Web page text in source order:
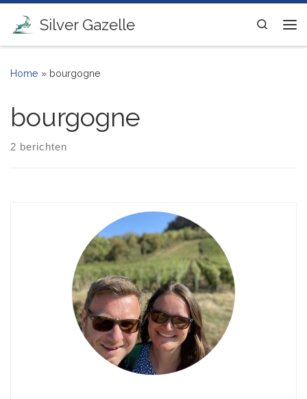
Ga naar inhoud
Silver Gazelle
Search
Home » bourgogne
bourgogne
2 berichten